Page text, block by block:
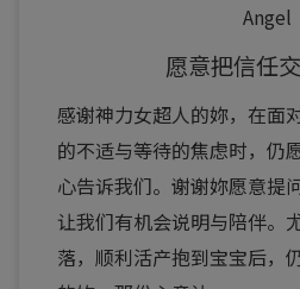
Angel
愿意把信任
感谢神力女超人的妳，在面
的不适与等待的焦虑时，仍
心告诉我们。谢谢妳愿意提
让我们有机会说明与陪伴。
落，顺利活产抱到宝宝后，